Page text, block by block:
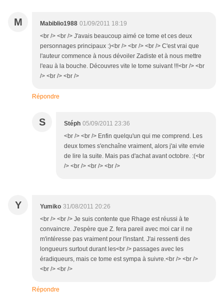
M Mabiblio1988 01/09/2011 18:19
<br /> <br /> J'avais beaucoup aimé ce tome et ces deux
personnages principaux :)<br /> <br /> <br /> C'est vrai que
l'auteur commence à nous dévoiler Zadiste et à nous mettre
l'eau à la bouche. Découvres vite le tome suivant !!!<br /> <br
/> <br /> <br />
Répondre
S Stéph 05/09/2011 23:36
<br /> <br /> Enfin quelqu'un qui me comprend. Les
deux tomes s'enchaîne vraiment, alors j'ai vite envie
de lire la suite. Mais pas d'achat avant octobre. :(<br
/> <br /> <br /> <br />
Y Yumiko 31/08/2011 20:26
<br /> <br /> Je suis contente que Rhage est réussi à te
convaincre. J'espère que Z. fera pareil avec moi car il ne
m'intéresse pas vraiment pour l'instant. J'ai ressenti des
longueurs surtout durant les<br /> passages avec les
éradiqueurs, mais ce tome est sympa à suivre.<br /> <br />
<br /> <br />
Répondre